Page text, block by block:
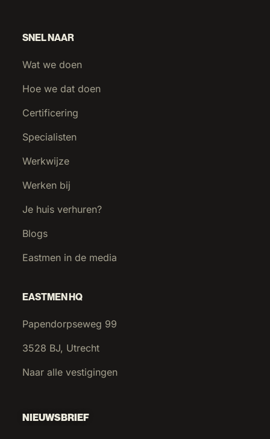
SNEL NAAR
Wat we doen
Hoe we dat doen
Certificering
Specialisten
Werkwijze
Werken bij
Je huis verhuren?
Blogs
Eastmen in de media
EASTMEN HQ
Papendorpseweg 99
3528 BJ, Utrecht
Naar alle vestigingen
NIEUWSBRIEF